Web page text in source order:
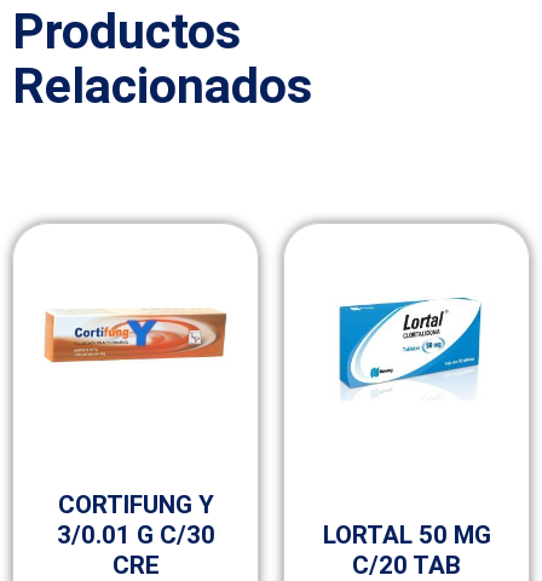
Productos
Relacionados
CORTIFUNG Y
3/0.01 G C/30
CRE
LORTAL 50 MG
C/20 TAB